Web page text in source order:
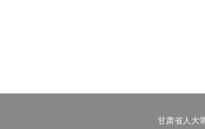
甘肃省人大